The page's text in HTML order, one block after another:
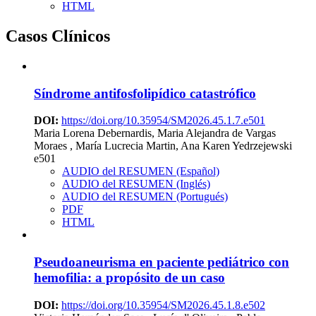
HTML
Casos Clínicos
Síndrome antifosfolipídico catastrófico
DOI: https://doi.org/10.35954/SM2026.45.1.7.e501
Maria Lorena Debernardis, Maria Alejandra de Vargas
Moraes , María Lucrecia Martin, Ana Karen Yedrzejewski
e501
AUDIO del RESUMEN (Español)
AUDIO del RESUMEN (Inglés)
AUDIO del RESUMEN (Portugués)
PDF
HTML
Pseudoaneurisma en paciente pediátrico con
hemofilia: a propósito de un caso
DOI: https://doi.org/10.35954/SM2026.45.1.8.e502